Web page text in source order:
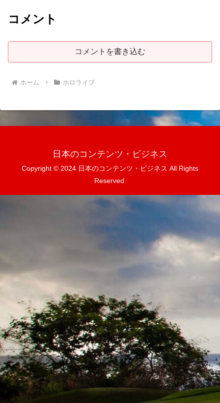
コメント
コメントを書き込む
ホーム ホロライブ
日本のコンテンツ・ビジネス
Copyright © 2024 日本のコンテンツ・ビジネス All Rights
Reserved.